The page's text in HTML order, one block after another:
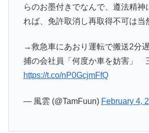
らのお墨付きでなんで、遵法精神
れば、免許取消し再取得不可は当
→救急車にあおり運転で搬送2分
捕の会社員「何度か車を妨害」
https://t.co/nP0GcjmFfQ
— 風雲 (@TamFuun) February 4,